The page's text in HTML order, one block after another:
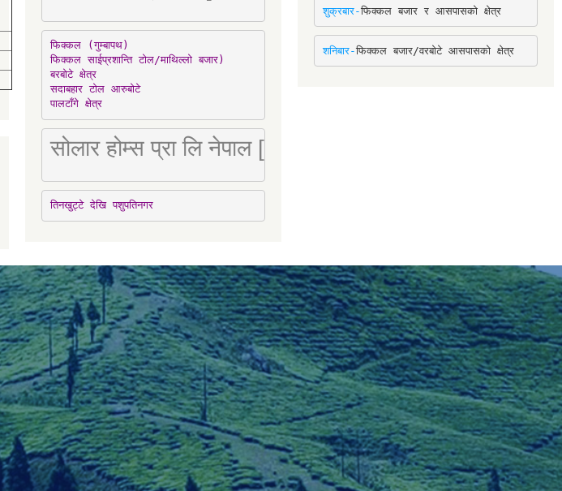
फिक्कल (गुम्बापथ)
फिक्कल साईप्रशान्ति टोल/माथिल्लो बजार)
बरबोटे क्षेत्र
सदाबहार टोल आरुबोटे
पालटाँगे क्षेत्र
सोलार होम्स प्रा लि नेपाल [Mobile : 9851066274]
तिनखुट्टे देखि पशुपतिनगर
शुक्रबार-फिक्कल बजार र आसपासको क्षेत्र
शनिबार-फिक्कल बजार/वरबोटे आसपासको क्षेत्र